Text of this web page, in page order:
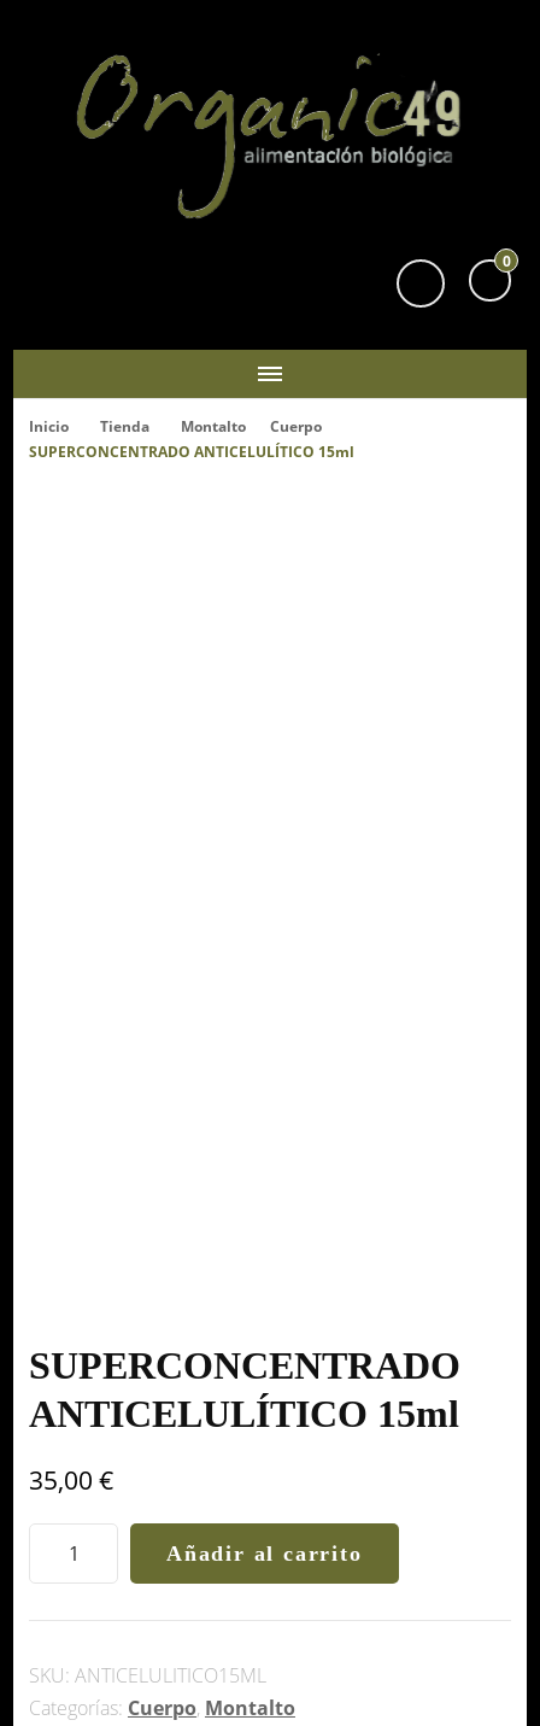
0
Inicio Tienda Montalto
Cuerpo
SUPERCONCENTRADO ANTICELULÍTICO 15ml
SUPERCONCENTRADO
ANTICELULÍTICO 15ml
35,00 €
Añadir al carrito
SKU: ANTICELULITICO15ML
Categorías: Cuerpo, Montalto